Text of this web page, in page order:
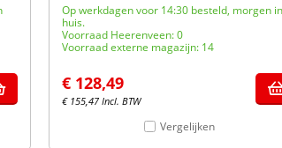
Op werkdagen voor 14:30 besteld, morgen in
huis.
Voorraad Heerenveen: 0
Voorraad externe magazijn: 14
€ 128,49
€ 155,47 Incl. BTW
Vergelijken